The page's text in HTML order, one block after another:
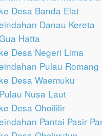
Desa Banda Elat
Danau Kereta
Hatta
Desa Negeri Lima
Pulau Romang
Desa Waemuku
Nusa Laut
Desa Ohoililir
Pantai Pasir